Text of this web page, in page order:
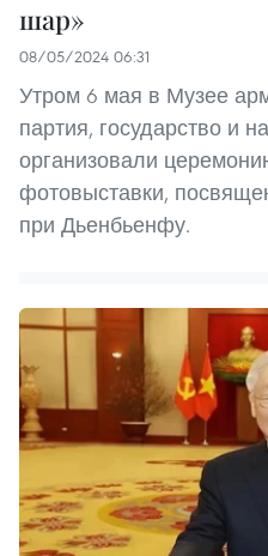
шар»
08/05/2024 06:31
Утром 6 мая в Музее
партия, государство и
организовали
фотовыставки,
при Дьенбьенфу.